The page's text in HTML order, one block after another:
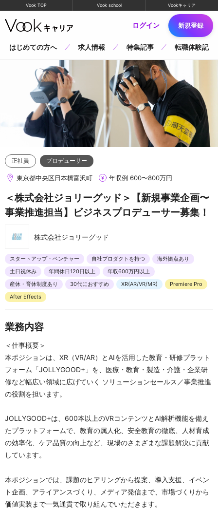
Vook TOP Vook school Vookキャリア
ログイン 新規登録
はじめての方へ 求人情報 特集記事 転職体験記
正社員 プロデューサー
東京都中央区日本橋富沢町 年収例 600〜800万円
＜株式会社ジョリーグッド＞【新規事業企画〜
事業推進担当】ビジネスプロデューサー募集！
株式会社ジョリーグッド
スタートアップ・ベンチャー 自社プロダクトを持つ
海外拠点あり
土日祝休み
年間休日120日以上
年収600万円以上
産休・育休制度あり
30代におすすめ XR(AR/VR/MR)
Premiere Pro
After Effects
業務内容
＜仕事概要＞
本ポジションは、XR（VR/AR）とAIを活用した教育・研修プラット
フォーム「JOLLYGOOD+」を、医療・教育・製造・介護・企業研
修など幅広い領域に広げていく ソリューションセールス／事業推進
の役割を担います。
JOLLYGOOD+は、600本以上のVRコンテンツとAI解析機能を備え
たプラットフォームで、教育の属人化、安全教育の徹底、人材育成
の効率化、ケア品質の向上など、現場のさまざまな課題解決に貢献
しています。
本ポジションでは、課題のヒアリングから提案、導入支援、イベン
ト企画、アライアンスづくり、メディア発信まで、市場づくりから
価値実装まで一気通貫で取り組んでいただきます。